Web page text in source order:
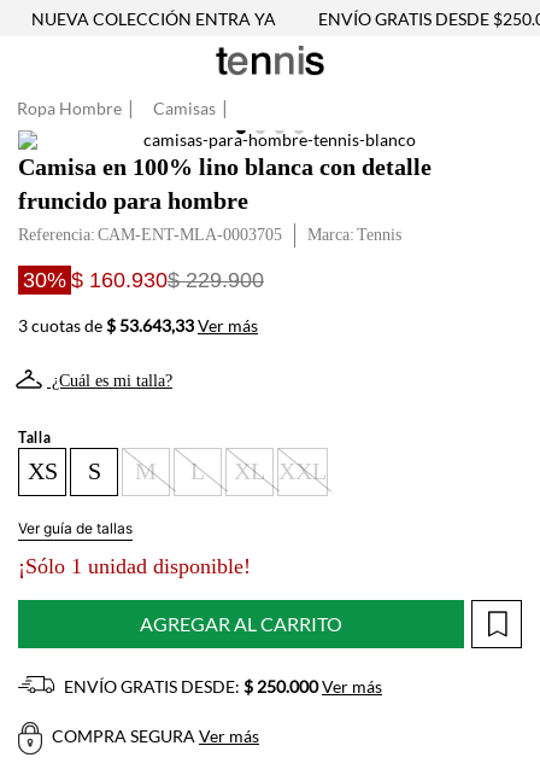
NUEVA COLECCIÓN ENTRA YA ENVÍO GRATIS DESDE
Ropa Hombre Camisas
Camisa en 100% lino blanca con detalle
fruncido para hombre
Referencia: CAM-ENT-MLA-0003705 Tennis
30% $ 160.930$ 229.900
3 cuotas de$ 53.643,33Ver más
¿Cuál es mi talla?
Talla
XS S M L XL XXL
Ver guía de tallas
¡Sólo 1 unidad disponible!
AGREGAR AL CARRITO
ENVÍO GRATIS DESDE: $ 250.000Ver más
COMPRA SEGURA Ver más